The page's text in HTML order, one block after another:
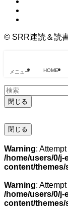
© SRR速読＆読
メニュー HOME
閉じる
閉じる
Warning:
/home/users/0/j-
content/
Warning:
/home/users/0/j-
content/